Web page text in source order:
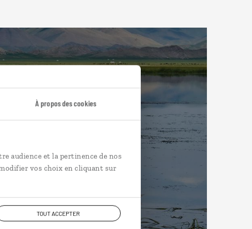
À propos des cookies
audience et la pertinence de nos
vos choix en cliquant sur
TOUT ACCEPTER